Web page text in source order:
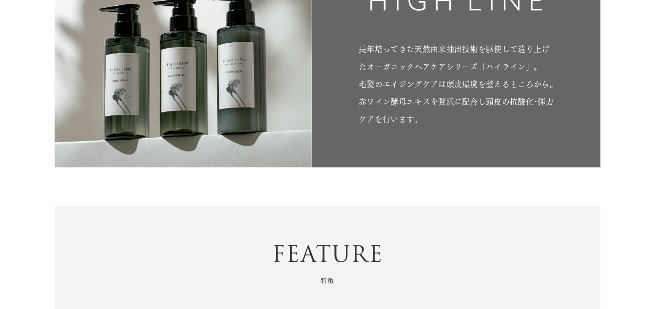
長年培ってきた天然由来抽出技術を駆使して造り上げ
たオーガニックヘアケアシリーズ「ハイライン」。
毛髪のエイジングケアは頭皮環境を整えるところから｡
赤ワイン酵母エキスを贅沢に配合し頭皮の抗酸化･弾力
ケアを行います。
FEATURE